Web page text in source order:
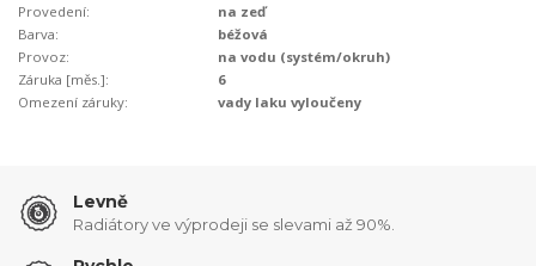
Provedení:
na zeď
Barva:
béžová
Provoz:
na vodu (systém/okruh)
Záruka [měs.]:
6
Omezení záruky:
vady laku vyloučeny
Levně
Radiátory ve výprodeji se slevami až 90%.